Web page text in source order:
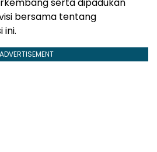
serta dipadukan
bersama tentang
ini.
ADVERTISEMENT